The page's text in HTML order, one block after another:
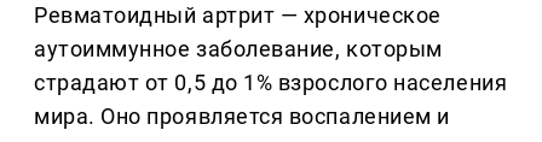
Ревматоидный артрит — хроническое
аутоиммунное заболевание, которым
страдают от 0,5 до 1% взрослого населения
мира. Оно проявляется воспалением и